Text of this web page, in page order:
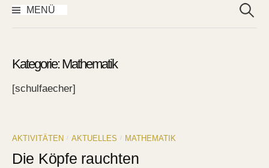
MENÜ
nach:
Kategorie:Mathematik
[schulfaecher]
AKTIVITÄTEN / AKTUELLES / MATHEMATIK
Die Köpfe rauchten